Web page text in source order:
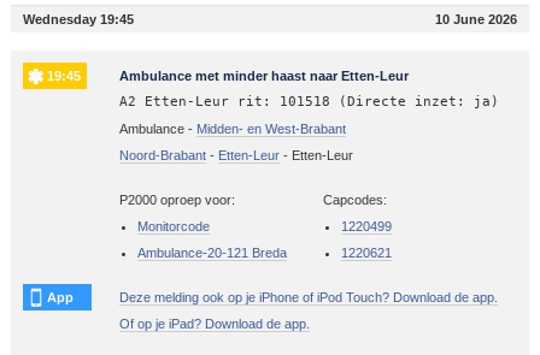
Wednesday 19:45 10 June 2026
19:45 Ambulance met minder haast naar Etten-Leur
A2 Etten-Leur rit: 101518 (Directe inzet: ja)
Ambulance - Midden- en West-Brabant
Noord-Brabant- Etten-Leur- Etten-Leur
P2000 oproep voor:
Monitorcode
Ambulance-20-121 Breda
Capcodes:
1220499
1220621
App
Deze melding ook op je iPhone of iPod Touch? Download de app.
Of op je iPad? Download de app.